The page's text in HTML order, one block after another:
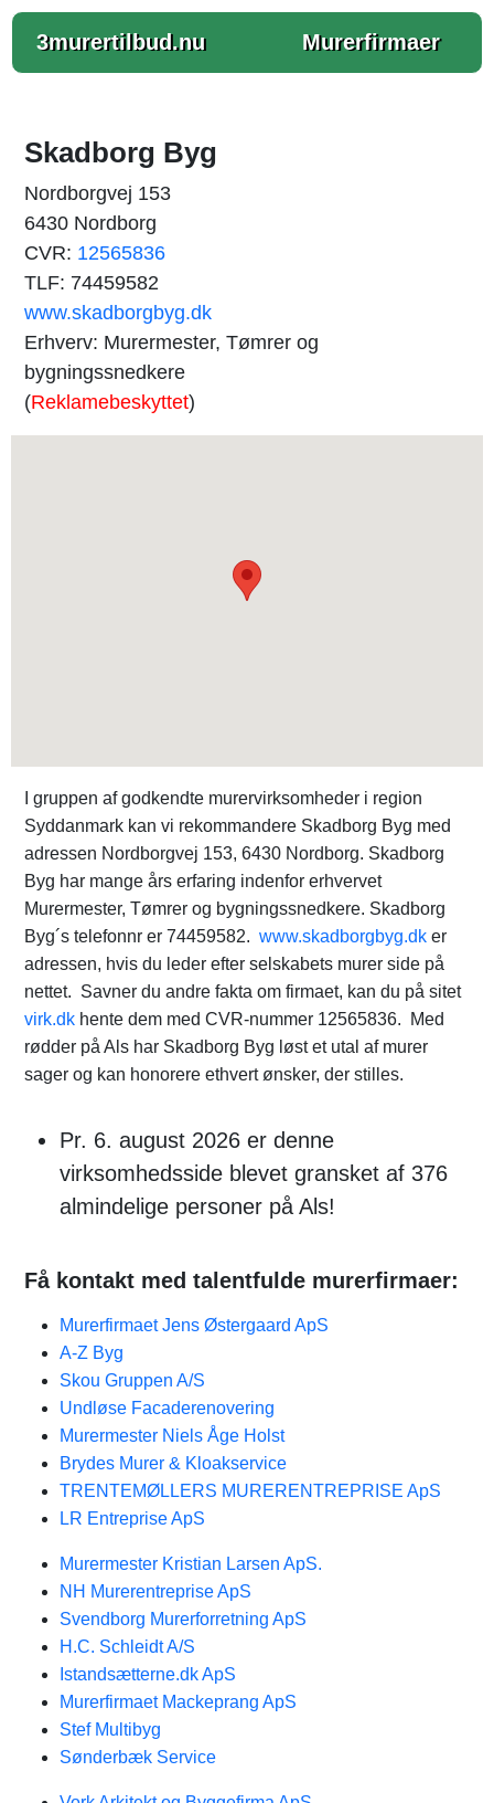
3murertilbud.nu Murerfirmaer
Skadborg Byg
Nordborgvej 153
6430 Nordborg
CVR: 12565836
TLF: 74459582
www.skadborgbyg.dk
Erhverv: Murermester, Tømrer og
bygningssnedkere
(Reklamebeskyttet)
I gruppen af godkendte murervirksomheder i region
Syddanmark kan vi rekommandere Skadborg Byg med
adressen Nordborgvej 153, 6430 Nordborg. Skadborg
Byg har mange års erfaring indenfor erhvervet
Murermester, Tømrer og bygningssnedkere. Skadborg
Byg´s telefonnr er 74459582. www.skadborgbyg.dk er
adressen, hvis du leder efter selskabets murer side på
nettet. Savner du andre fakta om firmaet, kan du på sitet
virk.dk hente dem med CVR-nummer 12565836. Med
rødder på Als har Skadborg Byg løst et utal af murer
sager og kan honorere ethvert ønsker, der stilles.
Pr. 6. august 2026 er denne
virksomhedsside blevet gransket af 376
almindelige personer på Als!
Få kontakt med talentfulde murerfirmaer:
Murerfirmaet Jens Østergaard ApS
A-Z Byg
Skou Gruppen A/S
Undløse Facaderenovering
Murermester Niels Åge Holst
Brydes Murer & Kloakservice
TRENTEMØLLERS MURERENTREPRISE ApS
LR Entreprise ApS
Murermester Kristian Larsen ApS.
NH Murerentreprise ApS
Svendborg Murerforretning ApS
H.C. Schleidt A/S
Istandsætterne.dk ApS
Murerfirmaet Mackeprang ApS
Stef Multibyg
Sønderbæk Service